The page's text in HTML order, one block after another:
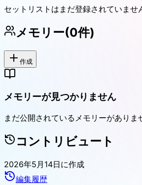
セットリストはまだ登録されていませ
メモリー(0件)
作成
メモリーが見つかりません
まだ公開されているメモリーがありま
コントリビュート
2026年5月14日に作成
編集履歴